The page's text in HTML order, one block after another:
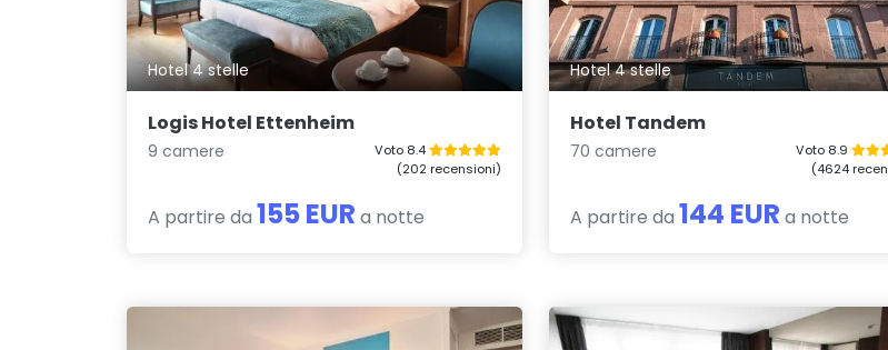
Hotel 4 stelle
Logis Hotel Ettenheim
9 camere
Voto 8.4
(202 recensioni)
A partire da 155 EUR a notte
Hotel 4 stelle
Hotel Tandem
70 camere
Voto 8.9
(4624
A partire da 144 EUR a notte